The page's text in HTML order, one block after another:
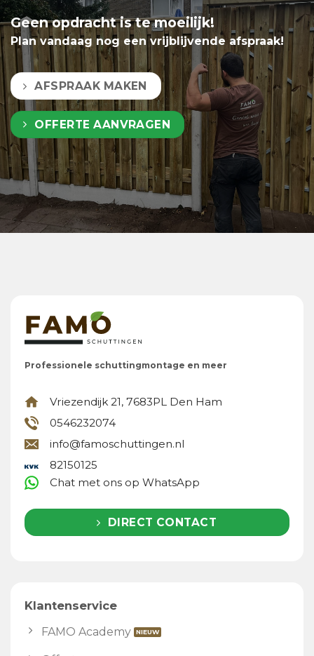
Geen opdracht is te moeilijk!
Plan vandaag nog een vrijblijvende afspraak!
AFSPRAAK MAKEN
OFFERTE AANVRAGEN
Professionele schuttingmontage en meer
Vriezendijk 21, 7683PL Den Ham
0546232074
info@famoschuttingen.nl
82150125
Chat met ons op WhatsApp
DIRECT CONTACT
Klantenservice
FAMO Academy